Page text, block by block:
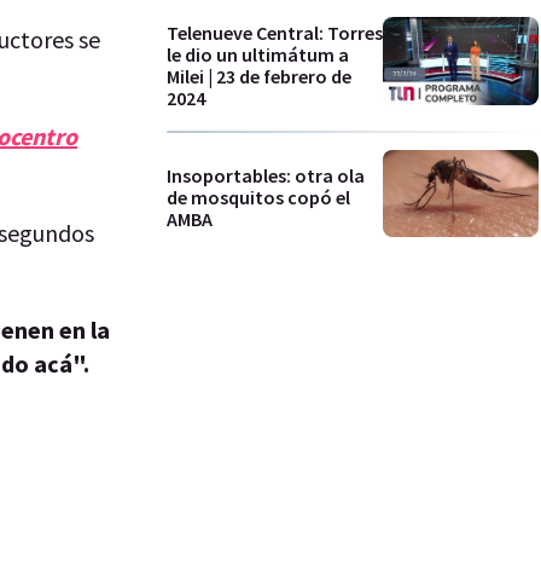
se
en la
acá".
Telenueve Central: Torres
le dio un ultimátum a
Milei | 23 de febrero de
2024
Insoportables: otra ola
de mosquitos copó el
AMBA